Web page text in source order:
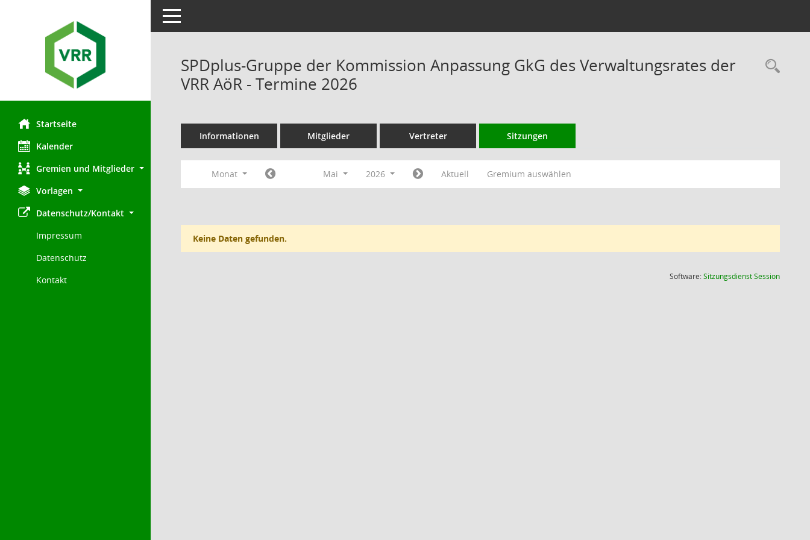
Startseite
Kalender
Gremien und Mitglieder
Vorlagen
Datenschutz/Kontakt
Impressum
Datenschutz
Kontakt
Toggle navigation
SPDplus-Gruppe der Kommission Anpassung GkG des Verwaltungsrates der
VRR AöR - Termine 2026
Informationen Mitglieder Vertreter Sitzungen
Monat Mai 2026 Aktuell Gremium auswählen
Keine Daten gefunden.
Software:SitzungsdienstSession(Wird in